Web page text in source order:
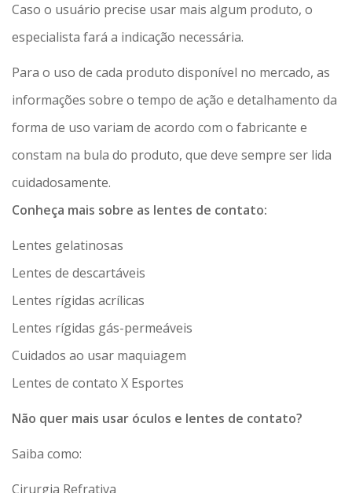
Caso o usuário precise usar mais algum produto, o
especialista fará a indicação necessária.
Para o uso de cada produto disponível no mercado, as
informações sobre o tempo de ação e detalhamento da
forma de uso variam de acordo com o fabricante e
constam na bula do produto, que deve sempre ser lida
cuidadosamente.
Conheça mais sobre as lentes de contato:
Lentes gelatinosas
Lentes de descartáveis
Lentes rígidas acrílicas
Lentes rígidas gás-permeáveis
Cuidados ao usar maquiagem
Lentes de contato X Esportes
Não quer mais usar óculos e lentes de contato?
Saiba como:
Cirurgia Refrativa